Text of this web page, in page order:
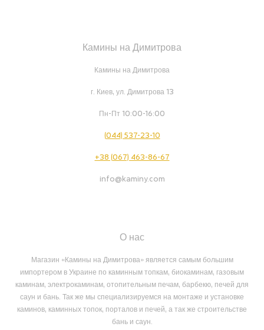
Камины на Димитрова
Камины на Димитрова
г. Киев, ул. Димитрова 13
Пн-Пт 10:00-16:00
(044) 537-23-10
+38 (067) 463-86-67
info@kaminy.com
О нас
Магазин «Камины на Димитрова» является самым большим
импортером в Украине по каминным топкам, биокаминам, газовым
каминам, электрокаминам, отопительным печам, барбекю, печей для
саун и бань. Так же мы специализируемся на монтаже и установке
каминов, каминных топок, порталов и печей, а так же строительстве
бань и саун.